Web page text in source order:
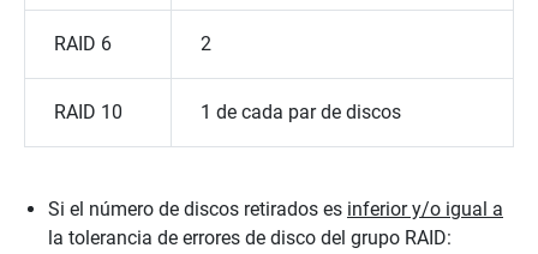
RAID 6 2
RAID 10 1 de cada par de discos
Si el número de discos retirados es inferior y/o igual a
la tolerancia de errores de disco del grupo RAID: